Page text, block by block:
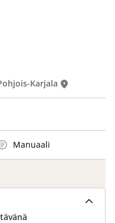
Karjala
Manuaali